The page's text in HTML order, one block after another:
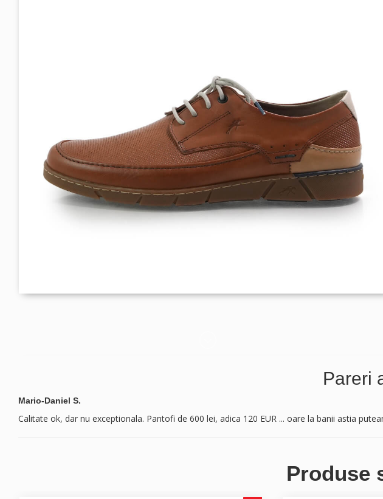
Pareri
Mario-Daniel S.
Calitate ok, dar nu exceptionala. Pantofi de 600 lei, adica 120 EUR ... oare la banii astia
Produse